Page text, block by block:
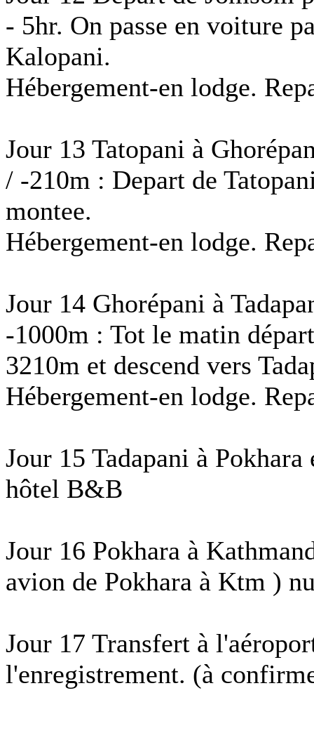
- 5hr. On passe en voiture
Kalopani.
Hébergement-en lodge.
Jour 13 Tatopani à
/ -210m : Depart de
montee.
Hébergement-en lodge.
Jour 14 Ghorépani à
-1000m : Tot le matin
3210m et descend vers
Hébergement-en lodge.
Jour 15 Tadapani à
hôtel B&B
Jour 16 Pokhara à
avion de Pokhara à Ktm )
Jour 17 Transfert à
l'enregistrement. (à